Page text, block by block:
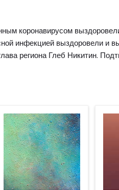
коронавирусом
инфекцией выздоровели и
региона Глеб Никитин.